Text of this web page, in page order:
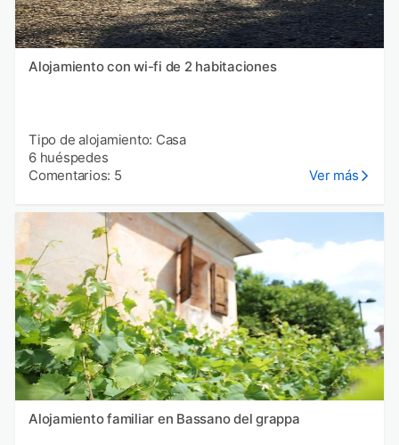
Alojamiento con wi-fi de 2 habitaciones
Tipo de alojamiento: Casa
6 huéspedes
Comentarios: 5
Ver más
Alojamiento familiar en Bassano del grappa